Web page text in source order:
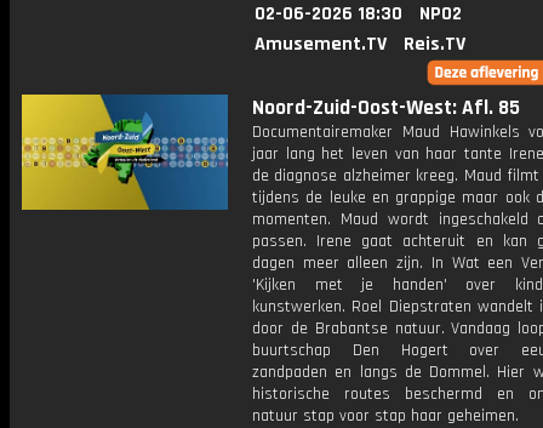
02-06-2026 18:30
NPO2
Amusement.TV
Reis.TV
Noord-Zuid-Oost-West: Afl. 85
Documentairemaker Maud Hawinkels
jaar lang het leven van haar tante
de diagnose alzheimer kreeg. Maud
tijdens de leuke en grappige maar ook
momenten. Maud wordt
passen. Irene gaat achteruit en kan
dagen meer alleen zijn. In Wat een
'Kijken met je handen' over
kunstwerken. Roel Diepstraten wandelt
door de Brabantse natuur. Vandaag
buurtschap Den Hogert over
zandpaden en langs de Dommel. Hier
historische routes beschermd en
natuur stap voor stap haar geheimen.